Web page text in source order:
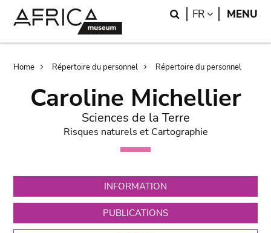
Search
FR LANGUAGE
MENU
Breadcrumb
Home Répertoire du personnel Répertoire du personnel
Caroline Michellier
Sciences de la Terre
Risques naturels et Cartographie
INFORMATION
PUBLICATIONS